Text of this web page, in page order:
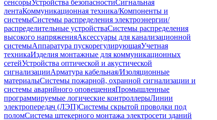
сенсорыУстройства безопасностиСигнальная
лентаКоммуникационная техника/Компоненты и
системыСистемы распределения электроэнергии/
распределительные устройстваСистемы распределения
высокого напряженияАксессуары для канализационной
системыАппаратура пускорегулирующаяУчетная
техникаИзделия монтажные для коммуникационных
сетейУстройства оптической и акустической
сигнализацииАрматура кабельная/Изоляционные
материалыСистемы пожарной, охранной сигнализации и
системы аварийного оповещенияПромышленные
программируемые логические контроллерыЛинии
электропередач (ЛЭП)Системы скрытой проводки под
поломСистема штекерного монтажа электросети зданий